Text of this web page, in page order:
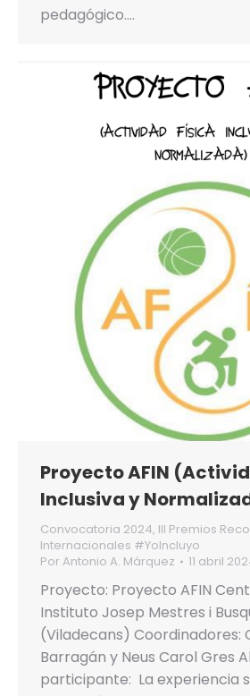
pedagógico.…
Proyecto AFIN
Inclusiva y
Convocatoria 2024, III Premios
Internacionales #YoIncluyo
Por Antonio A. Márquez 11 abril
Proyecto: Proyecto AFIN
Instituto Josep Mestres i
(Viladecans) Coordinadores:
Barragán y Neus Carol Gres
participante: La experiencia